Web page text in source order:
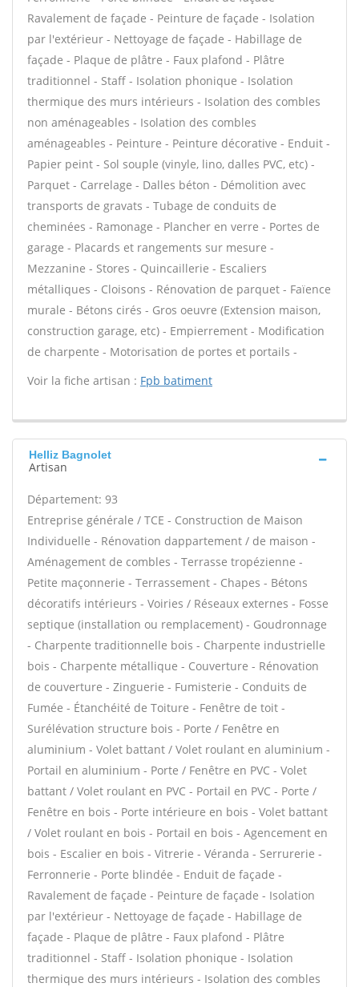
Ravalement de façade - Peinture de façade - Isolation
par l'extérieur - Nettoyage de façade - Habillage de
façade - Plaque de plâtre - Faux plafond - Plâtre
traditionnel - Staff - Isolation phonique - Isolation
thermique des murs intérieurs - Isolation des combles
non aménageables - Isolation des combles
aménageables - Peinture - Peinture décorative - Enduit -
Papier peint - Sol souple (vinyle, lino, dalles PVC, etc) -
Parquet - Carrelage - Dalles béton - Démolition avec
transports de gravats - Tubage de conduits de
cheminées - Ramonage - Plancher en verre - Portes de
garage - Placards et rangements sur mesure -
Mezzanine - Stores - Quincaillerie - Escaliers
métalliques - Cloisons - Rénovation de parquet - Faïence
murale - Bétons cirés - Gros oeuvre (Extension maison,
construction garage, etc) - Empierrement - Modification
de charpente - Motorisation de portes et portails -
Voir la fiche artisan : Fpb batiment
Helliz Bagnolet
Artisan
Département: 93
Entreprise générale / TCE - Construction de Maison
Individuelle - Rénovation dappartement / de maison -
Aménagement de combles - Terrasse tropézienne -
Petite maçonnerie - Terrassement - Chapes - Bétons
décoratifs intérieurs - Voiries / Réseaux externes - Fosse
septique (installation ou remplacement) - Goudronnage
- Charpente traditionnelle bois - Charpente industrielle
bois - Charpente métallique - Couverture - Rénovation
de couverture - Zinguerie - Fumisterie - Conduits de
Fumée - Étanchéité de Toiture - Fenêtre de toit -
Surélévation structure bois - Porte / Fenêtre en
aluminium - Volet battant / Volet roulant en aluminium -
Portail en aluminium - Porte / Fenêtre en PVC - Volet
battant / Volet roulant en PVC - Portail en PVC - Porte /
Fenêtre en bois - Porte intérieure en bois - Volet battant
/ Volet roulant en bois - Portail en bois - Agencement en
bois - Escalier en bois - Vitrerie - Véranda - Serrurerie -
Ferronnerie - Porte blindée - Enduit de façade -
Ravalement de façade - Peinture de façade - Isolation
par l'extérieur - Nettoyage de façade - Habillage de
façade - Plaque de plâtre - Faux plafond - Plâtre
traditionnel - Staff - Isolation phonique - Isolation
thermique des murs intérieurs - Isolation des combles